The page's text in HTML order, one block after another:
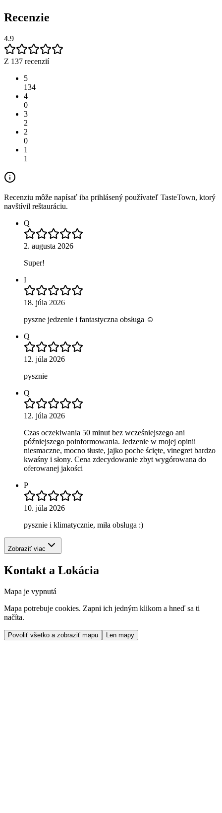
Recenzie
4.9
Z 137 recenzií
5
134
4
0
3
2
2
0
1
1
Recenziu môže napísať iba prihlásený používateľ TasteTown, ktorý
navštívil reštauráciu.
Q
2. augusta 2026
Super!
I
18. júla 2026
pyszne jedzenie i fantastyczna obsługa ☺️
Q
12. júla 2026
pysznie
Q
12. júla 2026
Czas oczekiwania 50 minut bez wcześniejszego ani
późniejszego poinformowania. Jedzenie w mojej opinii
niesmaczne, mocno tłuste, jajko poche ścięte, vinegret bardzo
kwaśny i słony. Cena zdecydowanie zbyt wygórowana do
oferowanej jakości
P
10. júla 2026
pysznie i klimatycznie, miła obsługa :)
Zobraziť viac
Kontakt a Lokácia
Mapa je vypnutá
Mapa potrebuje cookies. Zapni ich jedným klikom a hneď sa ti
načíta.
Povoliť všetko a zobraziť mapu Len mapy